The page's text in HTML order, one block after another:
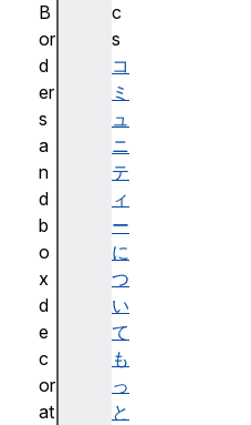
c
s
コ
ミ
ュ
ニ
テ
ィ
ー
に
つ
い
て
も
っ
と
B
or
d
er
s
a
n
d
b
o
x
d
e
c
or
at